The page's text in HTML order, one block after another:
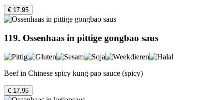
€ 17.95
119. Ossenhaas in pittige gongbao saus
Beef in Chinese spicy kung pao sauce (spicy)
€ 17.95